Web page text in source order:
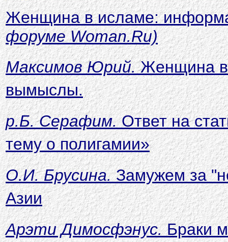
Женщина в исламе:
форуме Woman.Ru)
Максимов Юрий.Женщина в
вымыслы.
р.Б. Серафим.Ответ на
тему о полигамии»
О.И. Брусина.Замужем за
Азии
Арэти Димосфэнус.Браки